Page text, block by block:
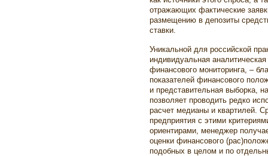
отражающих фактические
размещению в депозиты
ставки.
Уникальной для российской
индивидуальная
финансового мониторинга, –
показателей финансового
и представительная выборка,
позволяет проводить редко
расчет медианы и квартилей.
предприятия с этими
ориентирами, менеджер
оценки финансового
подобных в целом и по